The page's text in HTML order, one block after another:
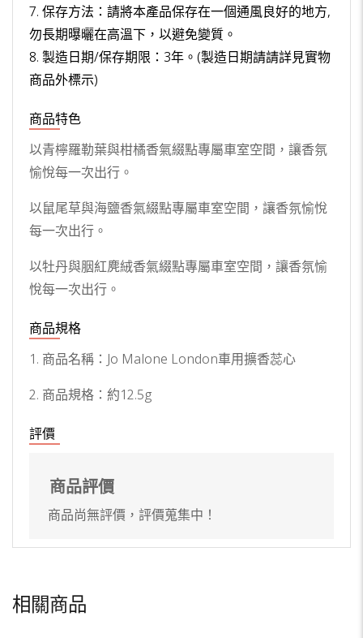
7. 保存方法：請將本產品保存在一個通風良好的地方,
勿長期曝曬在高溫下，以避免變質。
8. 製造日期/保存期限：3年。(製造日期請請詳見實物
商品外標示)
商品特色
以青檸羅勒葉與柑橘香氣綴點專屬車室空間，讓香氛
愉悅每一次出行。
以鼠尾草與海鹽香氣綴點專屬車室空間，讓香氛愉悅
每一次出行。
以牡丹與胭紅麂絨香氣綴點專屬車室空間，讓香氛愉
悅每一次出行。
商品規格
1. 商品名稱：Jo Malone London車用擴香蕊心
2. 商品規格：約12.5g
評價
商品評價
商品尚無評價，評價蒐集中！
相關商品